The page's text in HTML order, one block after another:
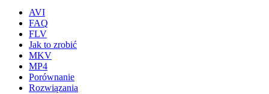
AVI
FAQ
FLV
Jak to zrobić
MKV
MP4
Porównanie
Rozwiązania